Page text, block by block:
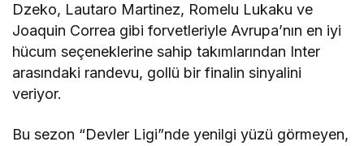
Dzeko, Lautaro Martinez, Romelu Lukaku ve
Joaquin Correa gibi forvetleriyle Avrupa’nın en iyi
hücum seçeneklerine sahip takımlarından Inter
arasındaki randevu, gollü bir finalin sinyalini
veriyor.
Bu sezon “Devler Ligi”nde yenilgi yüzü görmeyen,